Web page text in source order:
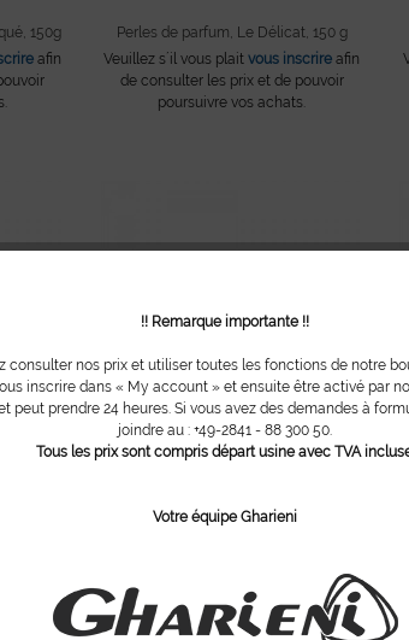
150g
afin
Perles de parfum, Le Délicat, 150 g
Veuillez s´il vous plaitvous inscrire afin
de consulter les prix et de pouvoir
poursuivre vos achats.
de consulter les prix et de pouvoir
!! Remarque importante !!
consulter nos prix et utiliser toutes les fonctions de notre
inscrire dans « My account » et ensuite être activé par
peut prendre 24 heures. Si vous avez des demandes à
joindre au : +49-2841 - 88 300 50.
Tous les prix sont compris départ usine avec TVA
Votre équipe Gharieni